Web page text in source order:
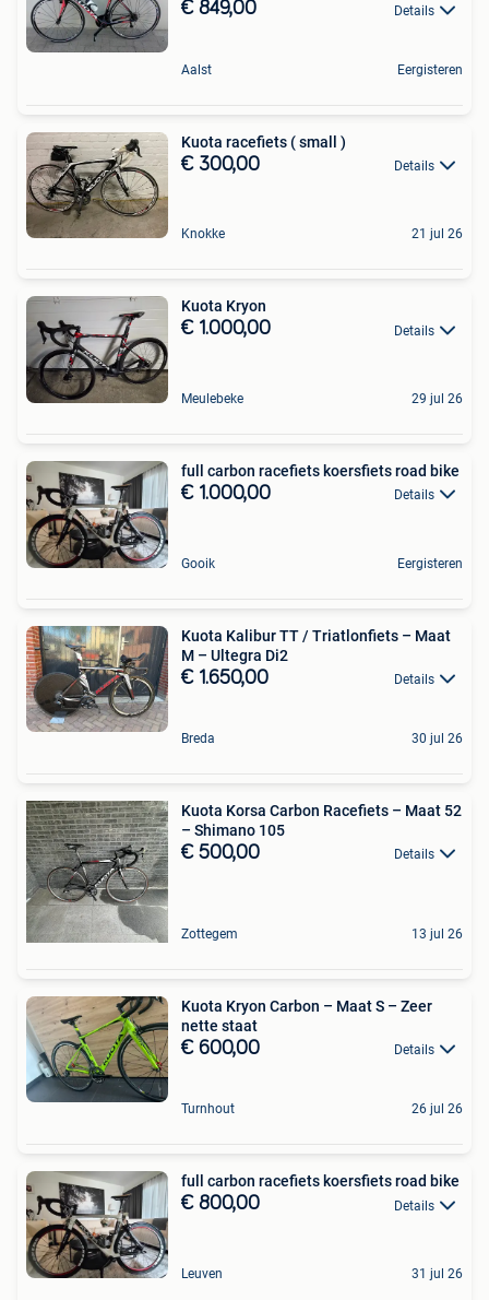
€ 849,00 Details
Aalst Eergisteren
Kuota racefiets ( small )
€ 300,00 Details
Knokke 21 jul 26
Kuota Kryon
€ 1.000,00 Details
Meulebeke 29 jul 26
full carbon racefiets koersfiets road bike
€ 1.000,00 Details
Gooik Eergisteren
Kuota Kalibur TT / Triatlonfiets – Maat
M – Ultegra Di2
€ 1.650,00 Details
Breda 30 jul 26
Kuota Korsa Carbon Racefiets – Maat 52
– Shimano 105
€ 500,00 Details
Zottegem 13 jul 26
Kuota Kryon Carbon – Maat S – Zeer
nette staat
€ 600,00 Details
Turnhout 26 jul 26
full carbon racefiets koersfiets road bike
€ 800,00 Details
Leuven 31 jul 26